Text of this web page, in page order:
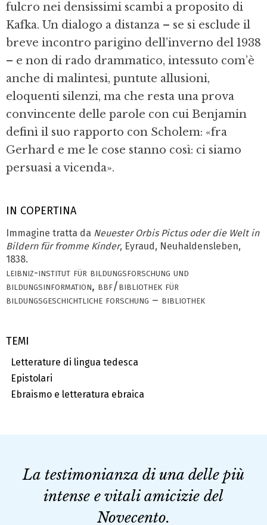
IN COPERTINA
Immagine tratta da Neuester Orbis Pic­tus oder die Welt in
Bildern für fromme Kinder, Eyraud, Neuhaldensleben,
1838.
leibniz-institut für bildungsforschung und
bildungsinformation, bbf/bibliothek für
bildungsgeschichtliche forschung – bibliothek
TEMI
Letterature di lingua tedesca
Epistolari
Ebraismo e letteratura ebraica
fulcro nei densissimi scambi a proposito di
Kafka. Un dialogo a distanza – se si esclude il
breve incontro parigino dell’inverno del 1938
– e non di rado drammatico, intessuto com’è
anche di malintesi, puntute allusioni,
eloquenti silenzi, ma che resta una prova
convincente delle parole con cui Benjamin
definì il suo rapporto con Scholem: «fra
Gerhard e me le cose stanno così: ci siamo
persuasi a vicenda».
La testimonianza di una delle più
intense e vitali amicizie del
Novecento.